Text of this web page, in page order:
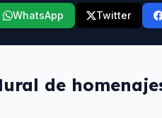
WhatsApp Twitter
de